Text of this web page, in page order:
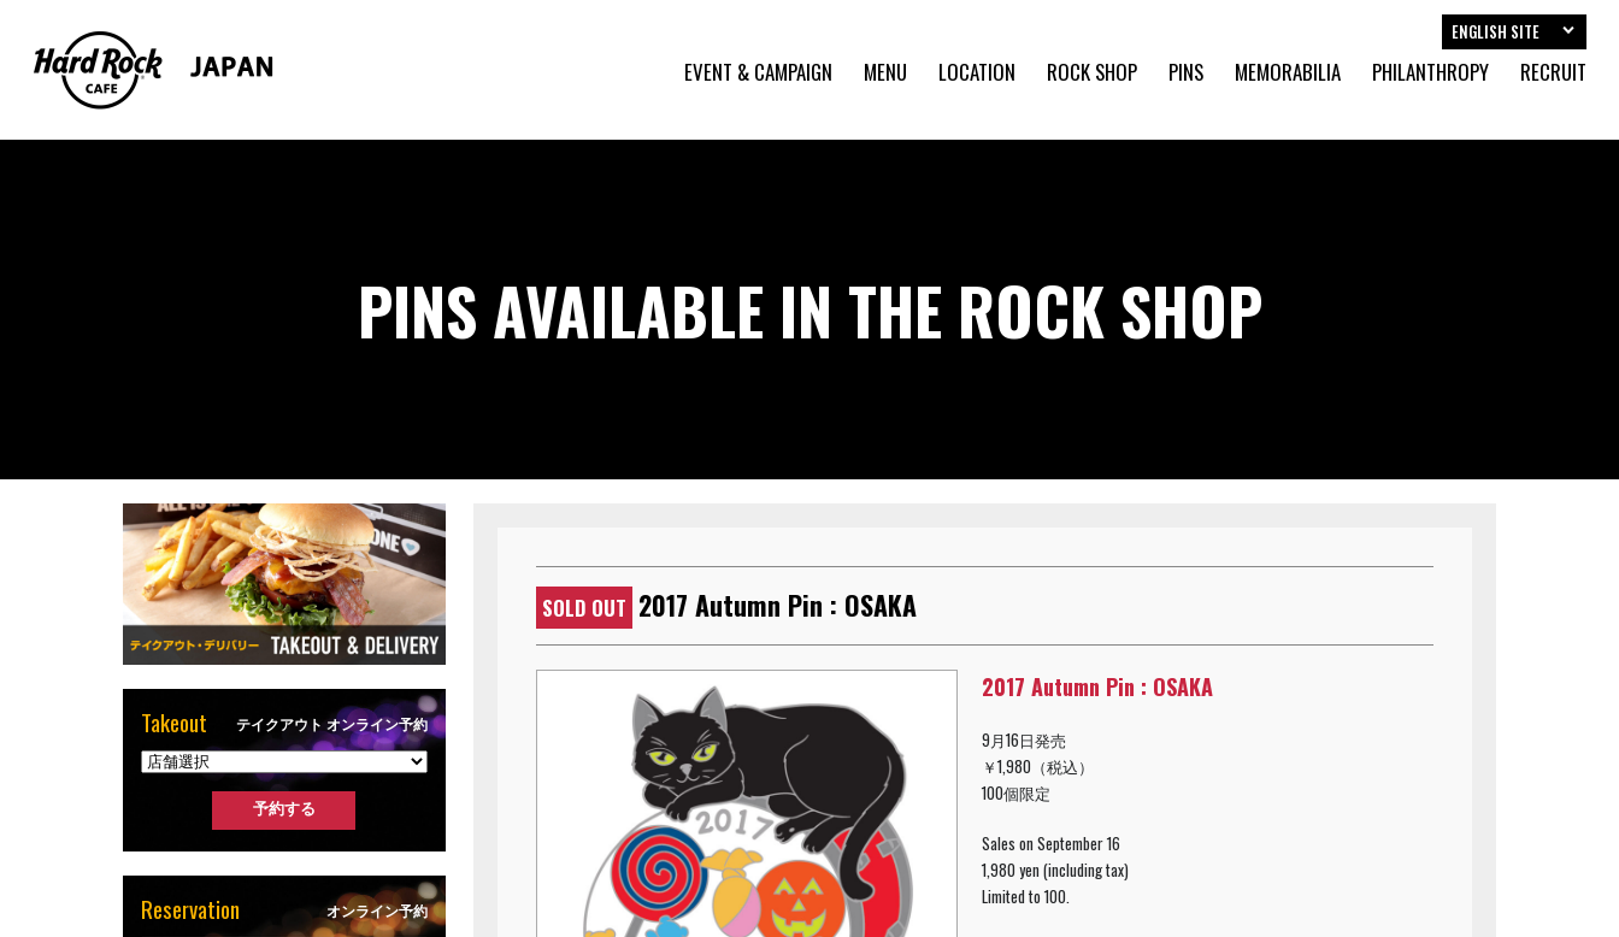
EVENT & CAMPAIGN MENU LOCATION ROCK SHOP PINS MEMORABILIA PHILANTHROPY RECRUIT
ENGLISH SITE
PINS AVAILABLE IN THE ROCK SHOP
SOLD OUT 2017 Autumn Pin : OSAKA
2017 Autumn Pin : OSAKA
9月16日発売
￥1,980（税込）
100個限定
Sales on September 16
1,980 yen (including tax)
Limited to 100.
Takeout テイクアウト オンライン予約
Reservation オンライン予約